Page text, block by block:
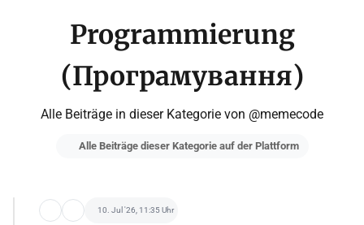
Programmierung
(Програмування)
Alle Beiträge in dieser Kategorie von @memecode
Alle Beiträge dieser Kategorie auf der Plattform
10. Jul '26, 11:35 Uhr